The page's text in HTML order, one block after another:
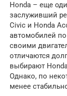
Honda – еще
заслуживший
Civic и Honda
автомобилей
своими
отличаются
выбирают
Однако, по
менее